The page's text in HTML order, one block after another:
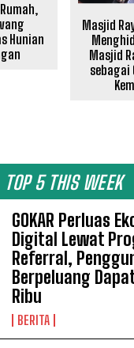
TOP 5 THIS WEEK
GOKAR Perluas
Digital Lewat
Referral,
Berpeluang
Ribu
BERITA
Hunian
Masjid
Masjid
sebagai